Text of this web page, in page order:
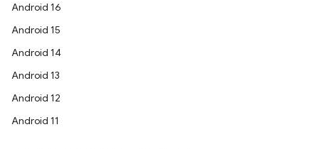
Android 16
Android 15
Android 14
Android 13
Android 12
Android 11